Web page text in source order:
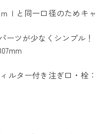
ｌと同一口径のためキャ
ーツが少なくシンプル！
ルター付き注ぎ口・栓：